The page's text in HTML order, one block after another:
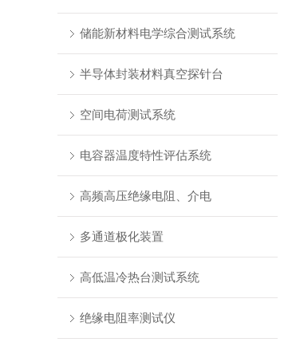
储能新材料电学综合测试系统
半导体封装材料真空探针台
空间电荷测试系统
电容器温度特性评估系统
高频高压绝缘电阻、介电
多通道极化装置
高低温冷热台测试系统
绝缘电阻率测试仪